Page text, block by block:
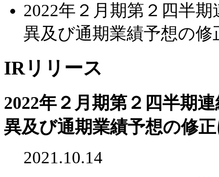
2022年２月期第２四半
異及び通期業績予想の
IRリリース
2022年２月期第２四半期
異及び通期業績予想の修
2021.10.14